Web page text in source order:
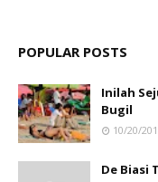
POPULAR POSTS
Inilah
Bugil
10/20/
De Biasi